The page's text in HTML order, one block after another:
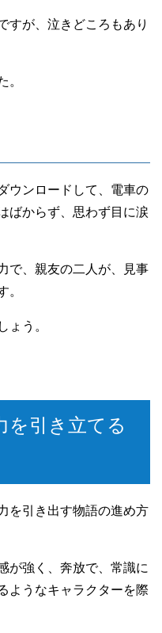
すが、泣きどころもあり
。
ウンロードして、電車の
ばからず、思わず目に涙
で、親友の二人が、見事
。
ょう。
を引き立てる
を引き出す物語の進め方
が強く、奔放で、常識に
ようなキャラクターを際